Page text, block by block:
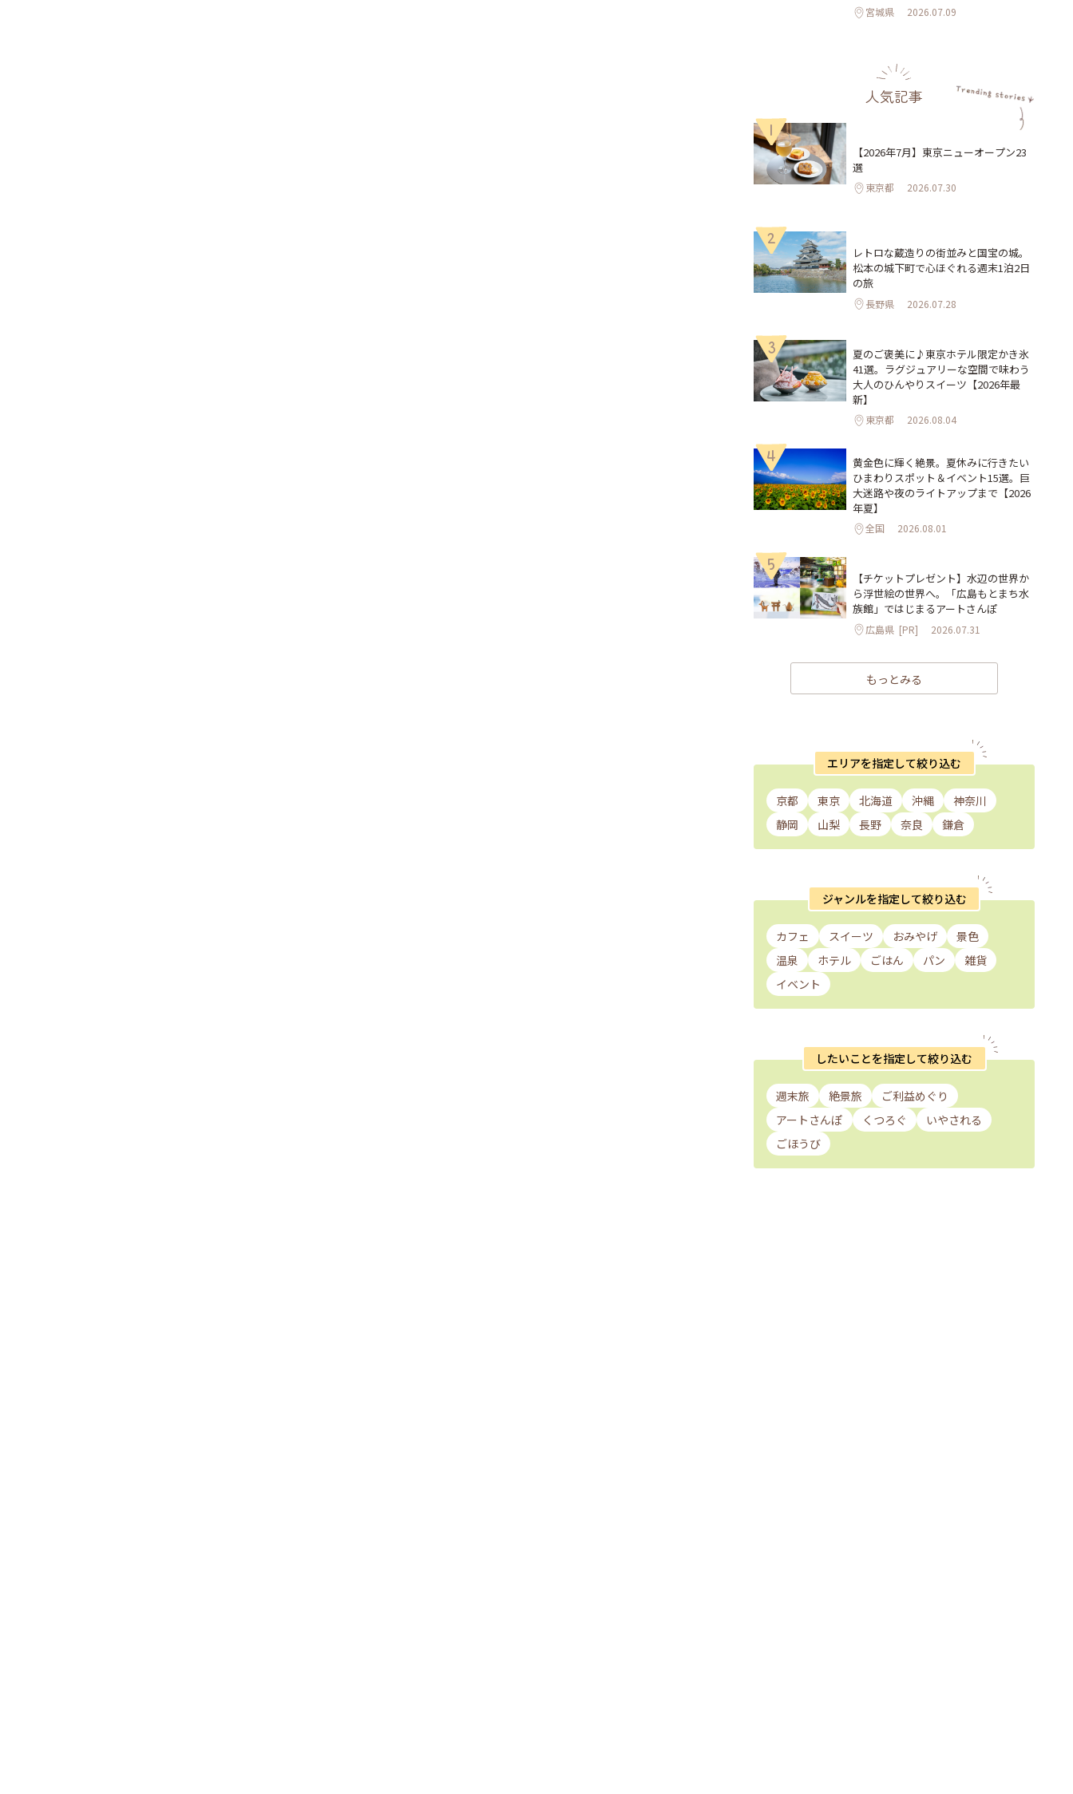
宮城県 2026.07.09
人気記事
1
【2026年7月】東京ニューオープン23
選
東京都 2026.07.30
2
レトロな蔵造りの街並みと国宝の城。
松本の城下町で心ほぐれる週末1泊2日
の旅
長野県 2026.07.28
3
夏のご褒美に♪東京ホテル限定かき氷
41選。ラグジュアリーな空間で味わう
大人のひんやりスイーツ【2026年最
新】
東京都 2026.08.04
4
黄金色に輝く絶景。夏休みに行きたい
ひまわりスポット＆イベント15選。巨
大迷路や夜のライトアップまで【2026
年夏】
全国 2026.08.01
5
【チケットプレゼント】水辺の世界か
ら浮世絵の世界へ。「広島もとまち水
族館」ではじまるアートさんぽ
広島県 [PR] 2026.07.31
もっとみる
エリアを指定して絞り込む
京都 東京 北海道 沖縄
神奈川
静岡
山梨 長野 奈良 鎌倉
ジャンルを指定して絞り込む
カフェ スイーツ おみやげ
景色
温泉
ホテル ごはん パン
雑貨
イベント
したいことを指定して絞り込む
週末旅 絶景旅
ご利益めぐり
アートさんぽ
くつろぐ
いやされる
ごほうび